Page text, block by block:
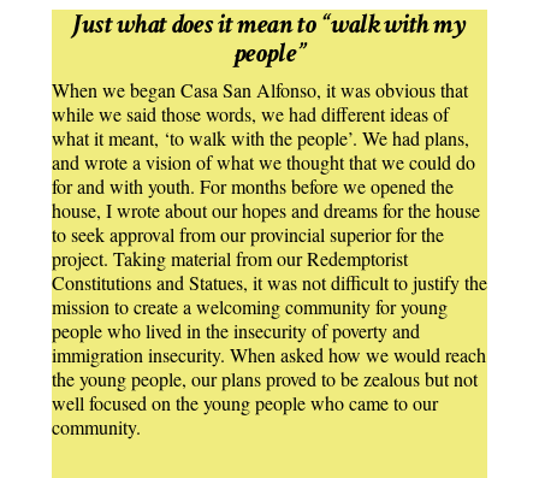
Just what does it mean to “walk with my
people”
When we began Casa San Alfonso, it was obvious that
while we said those words, we had different ideas of
what it meant, ‘to walk with the people’. We had plans,
and wrote a vision of what we thought that we could do
for and with youth. For months before we opened the
house, I wrote about our hopes and dreams for the house
to seek approval from our provincial superior for the
project. Taking material from our Redemptorist
Constitutions and Statues, it was not difficult to justify the
mission to create a welcoming community for young
people who lived in the insecurity of poverty and
immigration insecurity. When asked how we would reach
the young people, our plans proved to be zealous but not
well focused on the young people who came to our
community.